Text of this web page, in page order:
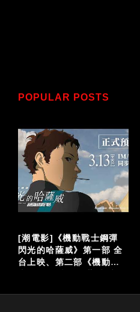
POPULAR POSTS
[潮電影]《機動戰士鋼彈
閃光的哈薩威》第一部 全
台上映、第二部《機動戰